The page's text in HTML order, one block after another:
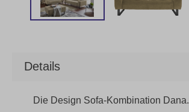
Details
Die Design Sofa-Kombination Dana.